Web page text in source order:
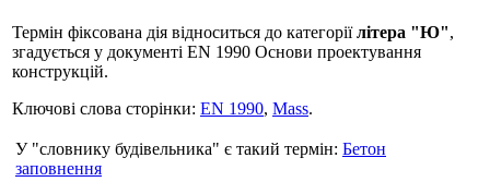
Термін фіксована дія відноситься до категоріїлітера "Ю",
згадується у документі EN 1990 Основи проектування
конструкцій.
Ключові слова сторінки: EN 1990, Mass.
У "словнику будівельника" є такий термін: Бетон
заповнення